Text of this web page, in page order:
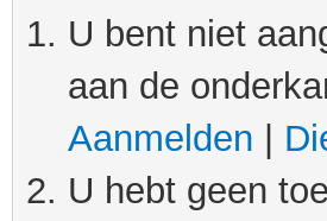
U bent niet
aan de
Aanmelden
U hebt geen